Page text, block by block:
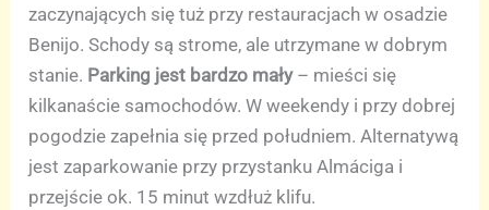
zaczynających się tuż przy restauracjach w osadzie
Benijo. Schody są strome, ale utrzymane w dobrym
stanie. Parking jest bardzo mały– mieści się
kilkanaście samochodów. W weekendy i przy dobrej
pogodzie zapełnia się przed południem. Alternatywą
jest zaparkowanie przy przystanku Almáciga i
przejście ok. 15 minut wzdłuż klifu.